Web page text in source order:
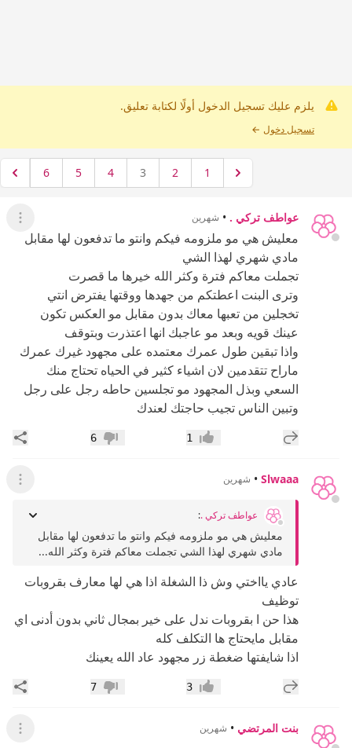
يلزم عليك تسجيل الدخول أولًا لكتابة تعليق.
تسجيل دخول ←
1
2
3
4
5
6
عواطف تركي . • شهرين عرض
معليش هي مو ملزومه فيكم وانتو ما تدفعون لها مقابل
مادي شهري لهذا الشي
تجملت معاكم فترة وكثر الله خيرها ما قصرت
وترى البنت اعطتكم من جهدها ووقتها يفترض انتي
تخجلين من تعبها معاك بدون مقابل مو العكس تكون
عينك قويه وبعد مو عاجبك انها اعتذرت وبتوقف
واذا تبقين طول عمرك معتمده على مجهود غيرك عمرك
ماراح تتقدمين لان اشياء كثير في الحياه تحتاج منك
السعي وبذل المجهود مو تجلسين حاطه رجل على رجل
وتبين الناس تجيب حاجتك لعندك
إضافة رد جديد إعجاب1 عدم إعجاب
6
Slwaaa
• شهرين عرض
عواطف تركي .:
معليش هي مو ملزومه فيكم وانتو ما تدفعون لها مقابل
مادي شهري لهذا الشي تجملت معاكم فترة وكثر الله...
عادي يااختي وش ذا الشغلة اذا هي لها معارف بقروبات
توظيف
هذا حن ا بقروبات ندل على خير بمجال ثاني بدون أدنى اي
مقابل مايحتاج ها التكلف كله
اذا شايفتها ضغطة زر مجهود عاد الله يعينك
إضافة رد جديد إعجاب3 عدم إعجاب
7
بنت المرتضي • شهرين عرض